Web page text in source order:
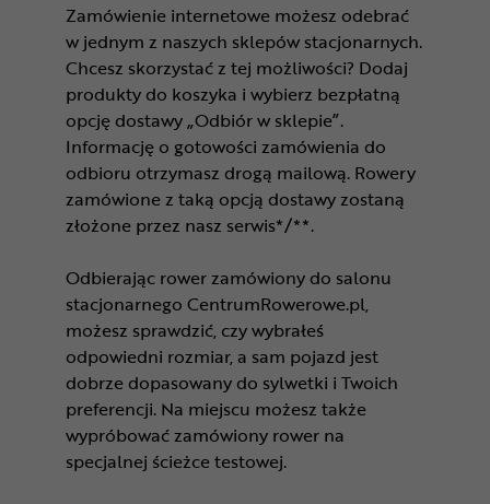
Zamówienie internetowe możesz odebrać
w jednym z naszych sklepów stacjonarnych.
Chcesz skorzystać z tej możliwości? Dodaj
produkty do koszyka i wybierz bezpłatną
opcję dostawy „Odbiór w sklepie”.
Informację o gotowości zamówienia do
odbioru otrzymasz drogą mailową. Rowery
zamówione z taką opcją dostawy zostaną
złożone przez nasz serwis*/**.
Odbierając rower zamówiony do salonu
stacjonarnego CentrumRowerowe.pl,
możesz sprawdzić, czy wybrałeś
odpowiedni rozmiar, a sam pojazd jest
dobrze dopasowany do sylwetki i Twoich
preferencji. Na miejscu możesz także
wypróbować zamówiony rower na
specjalnej ścieżce testowej.